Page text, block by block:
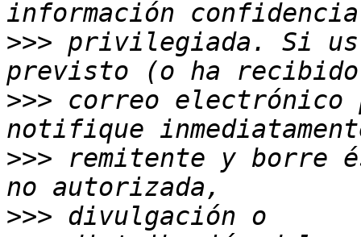
>>> privilegiada. Si
>>> correo
>>> remitente y borre
>>>